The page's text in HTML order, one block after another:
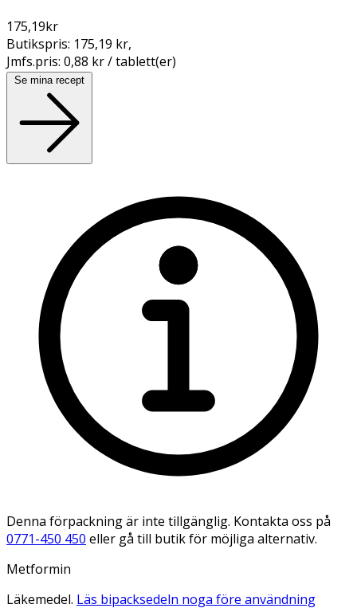
175,19kr
Butikspris: 175,19 kr,
Jmfs.pris: 0,88 kr / tablett(er)
Se mina recept
Denna förpackning är inte tillgänglig. Kontakta oss på
0771-450 450 eller gå till butik för möjliga alternativ.
Metformin
Läkemedel. Läs bipacksedeln noga före användning